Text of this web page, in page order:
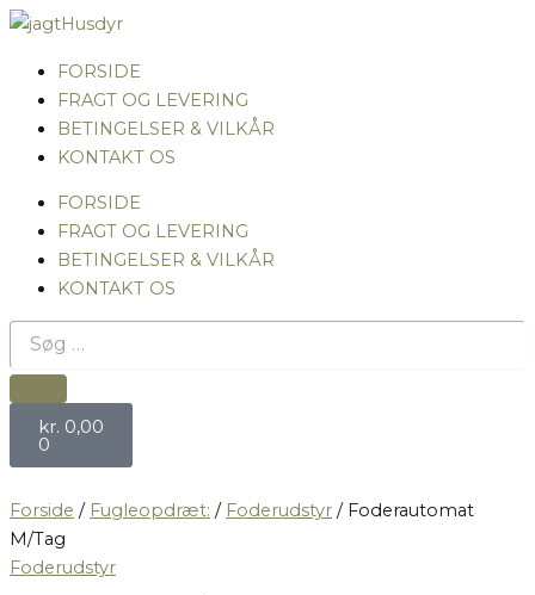
Gå
indholdetFORSIDE
FRAGT OG LEVERING
BETINGELSER & VILKÅR
KONTAKT OS
FORSIDE
FRAGT OG LEVERING
BETINGELSER & VILKÅR
KONTAKT OS
SøgSearch
kr. 0,00
0
Kurv
Forside / Fugleopdræt: / Foderudstyr / Foderautomat
M/Tag
Foderudstyr
Foderautomat
M/Tag
kr. 170,00